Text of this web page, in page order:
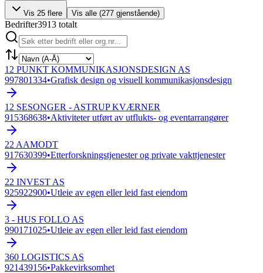
Vis 25 flere Vis alle (277 gjenstående)
Bedrifter3913 totalt
12 PUNKT KOMMUNIKASJONSDESIGN AS
997801334•Grafisk design og visuell kommunikasjonsdesign
12 SESONGER - ASTRUP KVÆRNER
915368638•Aktiviteter utført av utflukts- og eventarrangører
22 AAMODT
917630399•Etterforskningstjenester og private vakttjenester
22 INVEST AS
925922900•Utleie av egen eller leid fast eiendom
3 - HUS FOLLO AS
990171025•Utleie av egen eller leid fast eiendom
360 LOGISTICS AS
921439156•Pakkevirksomhet